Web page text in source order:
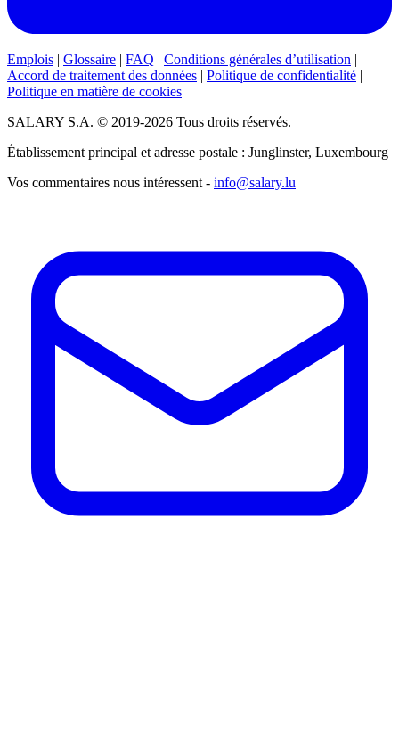
Emplois | Glossaire | FAQ | Conditions générales d’utilisation |
Accord de traitement des données | Politique de confidentialité |
Politique en matière de cookies
SALARY S.A. © 2019-2026 Tous droits réservés.
Établissement principal et adresse postale : Junglinster, Luxembourg
Vos commentaires nous intéressent - info@salary.lu